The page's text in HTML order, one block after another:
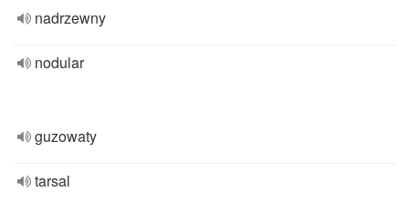
nadrzewny
nodular
guzowaty
tarsal